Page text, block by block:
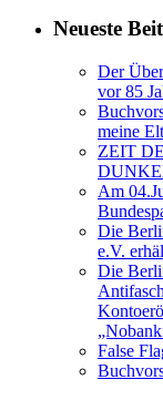
Neueste
Der
vor 85
meine
ZEIT
Am
Die
e.V.
Die
False